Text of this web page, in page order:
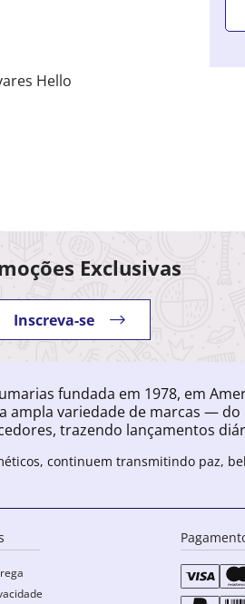
Hello
Exclusivas
Inscreva-se
fundada em 1978, em
ampla variedade de marcas —
trazendo lançamentos
continuem transmitindo paz,